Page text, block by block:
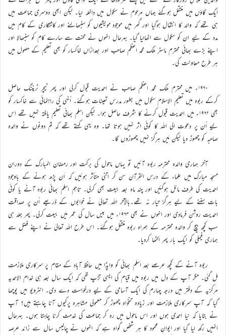
ایک گاؤں میں منتقل ہوگئے جہاں مرحوم نے سکول میں داخلہ لیا۔ لیکن ابھی دوسری جماعت میں
ہی تھے کہ والد کا انتقال ہوگیا اور گھر میں موجود مویشیوں کو سنبھالنے اور کاشتکاری کے کام میں
مدد کے لیے ان کو سکول سے اٹھالیا گیا۔ بہرحال انہوں نے محنت سے سارے کام کو سنبھالا اور
اپنے بڑے بھائی محترم ماسٹر ملک محمد اعظم صاحب اور بعدازاں خاکسار کو بھی تعلیم کے حصول میں
ہر طرح معاونت کی۔
۱۹۶۰ء میں محترم ملک محمد اعظم صاحب نے احمدیت قبول کرلی اور پھر ٹیچر ٹریننگ حاصل
کرکے ربوہ میں تعلیم الاسلام سکول میں بطور مدرس تعینات ہوگئے۔ اُنہی کی راہنمائی سے خاکسار کو
بھی ۱۹۶۲ء میں احمدیت قبول کرنے کا شرف حاصل ہوا۔ لیکن اسلم بھائی تعلیم یافتہ نہیں تھے اس
لیے اُن پر دعوت الی اللہ کا کوئی اثر نہیں ہوتا تھا۔ وہ یہی کہتے تھے کہ تم دونوں نے والدہ
صاحبہ کو چھوڑ دیا لیکن مَیں ہرگز نہیں چھوڑوں گا۔
آخر ہماری والدہ محترمہ ربوہ آئیں تو یہاں ماحول کی برکت اور رمضان المبارک کے دوران
مسجد مبارک میں علماء کے درس القرآن سن کر اتنی متأثر ہوئیں کہ اَن پڑھ ہونے کے باوجود
احمدیت کی طرف مائل ہوگئیں اور چند ماہ بعد بیعت بھی کرلی۔ تاہم اسلم بھائی ربوہ آنے یا کوئی
بات سننے کے لیے ہرگز تیار نہ تھے۔بالآخر اللہ تعالیٰ نے خوابوں کے ذریعے اُن پر صداقتِ
احمدیت روشن فرمادی اور انہوں نے بھی ۱۹۶۴ء میں بیس سال کی عمر میں بیعت کرلی۔ پھر جلد ہی
سب کچھ بیچ کر والدہ محترمہ کے ہمراہ ربوہ منتقل ہوگئے۔ اس طرح اللہ تعالیٰ نے اپنے فضل سے
ہماری فیملی کو ایک بار پھر اکٹھا کردیا۔
ربوہ آنے کے کچھ عرصے بعد اسلم بھائی کو واپڈا میں حافظ آباد کے مقام پر سرکاری ملازمت
مل گئی۔ مگر آپ کے دل میں ربوہ میں قیام کی ایسی تڑپ تھی کہ ایک سال بعد ہی خدام الاحمدیہ
مرکزیہ کے دفتر میں درجہ چہارم کی ایک آسامی کے لیے درخواست دے دی۔ انٹرویو میں پوچھا
گیا کہ آپ سرکاری ملازمت اور زیادہ تنخواہ چھوڑ کر معمولی مشاہرہ پرکیوں آنا چاہتے ہیں؟ آپ
نے بتایا کہ نیا احمدی ہوں اور اس ماحول میں رہ کر جماعت کی خدمت کرنا چاہتا ہوں۔ بہرحال
انہیں رکھ لیا گیا اور ایوانِ محمود کا ہر شخص گواہ ہے کہ انہوں نے چالیس سال سے زائد عرصہ